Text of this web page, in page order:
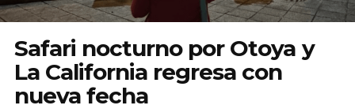
Tours desde San José
Museos
Buscar
Safari nocturno por Otoya y
La California regresa con
nueva fecha